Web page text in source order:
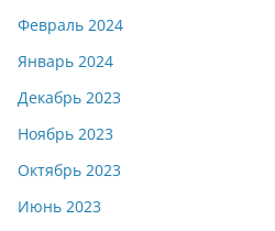
Февраль 2024
Январь 2024
Декабрь 2023
Ноябрь 2023
Октябрь 2023
Июнь 2023